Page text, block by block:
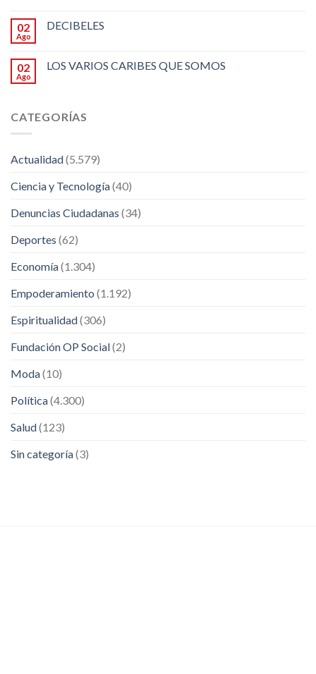
02
Ago
DECIBELES
02
Ago
LOS VARIOS CARIBES QUE SOMOS
CATEGORÍAS
Actualidad(5.579)
Ciencia y Tecnología(40)
Denuncias Ciudadanas (34)
Deportes (62)
Economía(1.304)
Empoderamiento (1.192)
Espiritualidad(306)
Fundación OP Social(2)
Moda(10)
Política(4.300)
Salud(123)
Sin categoría(3)